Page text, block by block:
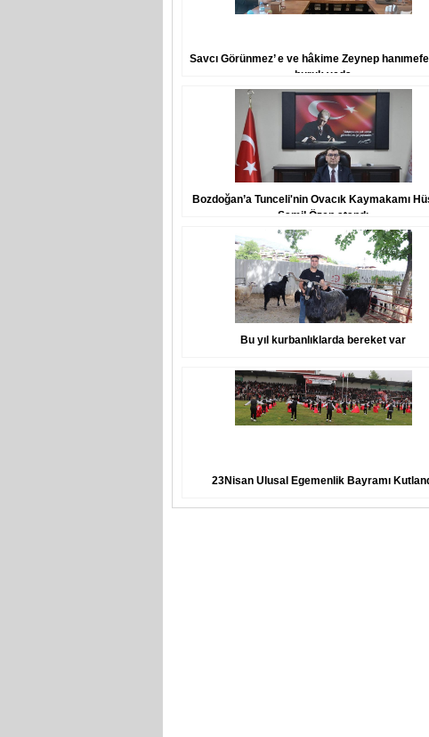
Savcı Görünmez’ e ve hâkime Zeynep
buruk veda
Bozdoğan’a Tunceli'nin Ovacık Kaymakamı
Şamil Özen atandı
Bu yıl kurbanlıklarda bereket var
23Nisan Ulusal Egemenlik Bayramı